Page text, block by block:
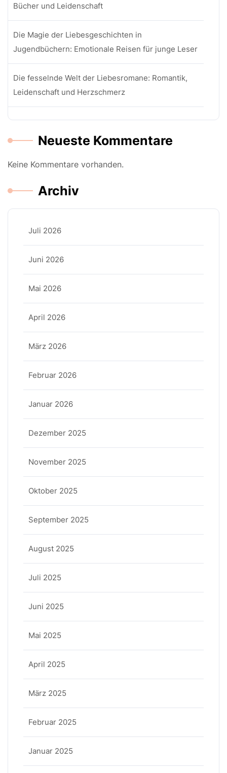
Bücher und Leidenschaft
Die Magie der Liebesgeschichten in
Jugendbüchern: Emotionale Reisen für junge Leser
Die fesselnde Welt der Liebesromane: Romantik,
Leidenschaft und Herzschmerz
Neueste Kommentare
Keine Kommentare vorhanden.
Archiv
Juli 2026
Juni 2026
Mai 2026
April 2026
März 2026
Februar 2026
Januar 2026
Dezember 2025
November 2025
Oktober 2025
September 2025
August 2025
Juli 2025
Juni 2025
Mai 2025
April 2025
März 2025
Februar 2025
Januar 2025